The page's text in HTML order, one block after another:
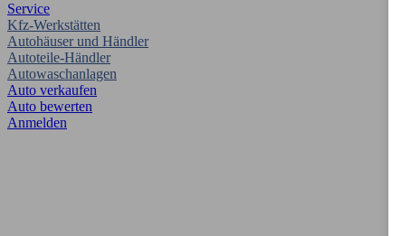
Service
Kfz-Werkstätten
Autohäuser und Händler
Autoteile-Händler
Autowaschanlagen
Auto verkaufen
Auto bewerten
Anmelden